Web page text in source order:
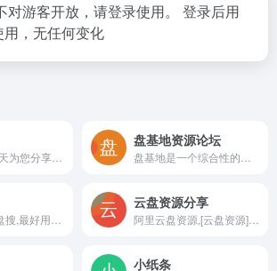
对游客开放，请登录使用。 登录后用
用，无任何变化
盘基地资源论坛
云盘资源分享
小纸条